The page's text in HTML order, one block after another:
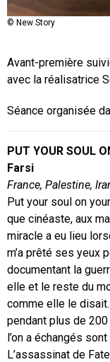
©REVES-DEAU-
© New Story
Avant-première
avec la réalisatrice
Séance organisée
PUT YOUR SOUL
Farsi
France, Palestine,
Put your soul on
que cinéaste, aux
miracle a eu lieu
m’a prêté ses yeux
documentant la
elle et le reste du
comme elle le
pendant plus de
l’on a échangés
L’assassinat de